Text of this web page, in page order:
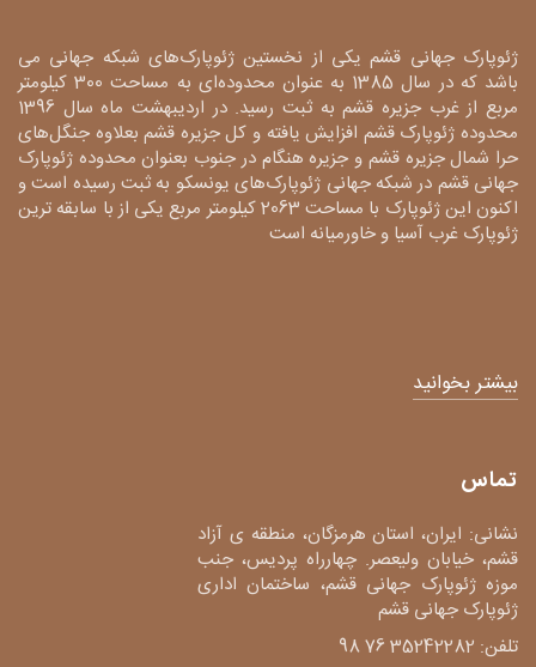
ژئوپارک جهانی قشم یکی از نخستین ژئوپارک‌های شبکه جهانی می
باشد که در سال 1385 به عنوان محدوده‌ای به مساحت 300 کیلومتر
مربع از غرب جزیره قشم به ثبت رسید. در اردیبهشت ماه سال 1396
محدوده ژئوپارک قشم افزایش یافته و کل جزیره قشم بعلاوه جنگل‌های
حرا شمال جزیره قشم و جزیره هنگام در جنوب بعنوان محدوده ژئوپارک
جهانی قشم در شبکه جهانی ژئوپارک‌های یونسکو به ثبت رسیده است و
اکنون این ژئوپارک با مساحت 2063 کیلومتر مربع یکی از با سابقه ترین
ژئوپارک غرب آسیا و خاورمیانه است
بیشتر بخوانید
تماس
نشانی: ایران، استان هرمزگان، منطقه ی آزاد
قشم، خیابان ولیعصر. چهارراه پردیس، جنب
موزه ژئوپارک جهانی قشم، ساختمان اداری
ژئوپارک جهانی قشم
تلفن: 35242282 76 98